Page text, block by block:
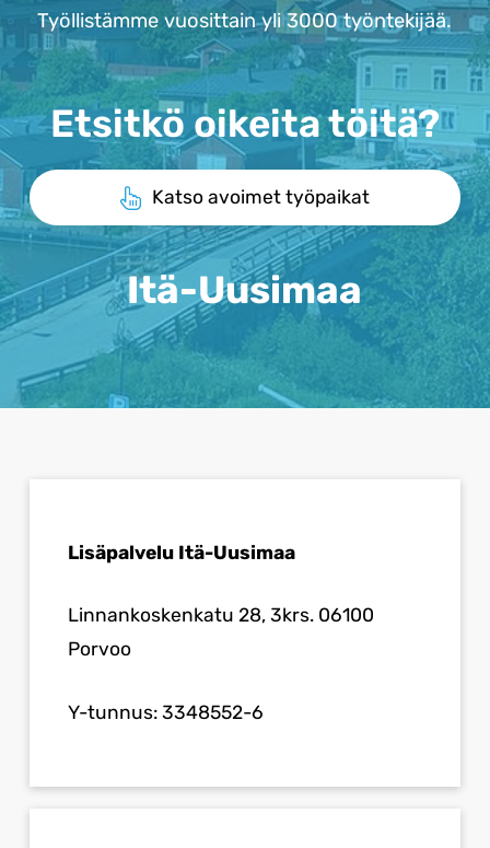
Työllistämme vuosittain yli 3000 työntekijää.
Etsitkö oikeita töitä?
Katso avoimet työpaikat
Itä-Uusimaa
Lisäpalvelu Itä-Uusimaa
Linnankoskenkatu 28, 3krs. 06100
Porvoo
Y-tunnus: 3348552-6